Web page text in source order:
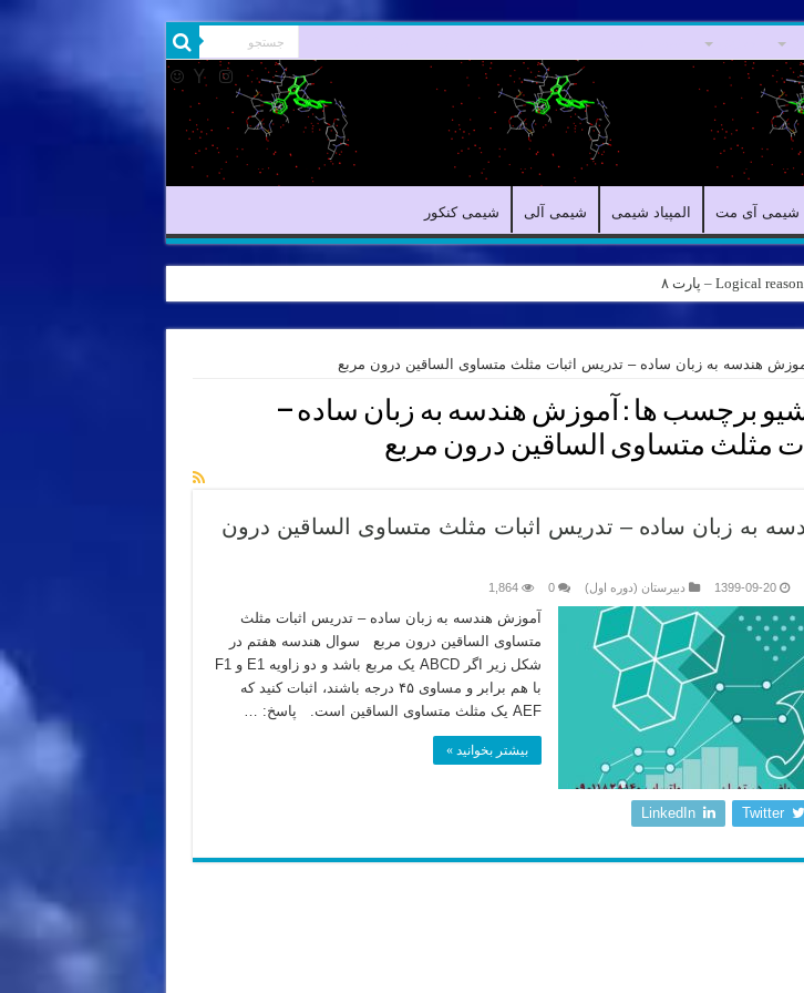
شیمی آی مت المپیاد شیمی شیمی آلی شیمی کنکور
هندسه به زبان ساده – تدریس اثبات مثلث متساوی الساقین درون مربع
برچسب ها : آموزش هندسه به زبان ساده –
مثلث متساوی الساقین درون مربع
به زبان ساده – تدریس اثبات مثلث متساوی الساقین درون
1399-09-20 دبیرستان (دوره اول) 0
1,864
آموزش هندسه به زبان ساده – تدریس اثبات مثلث
متساوی الساقین درون مربع سوال هندسه هفتم در
شکل زیر اگر ABCD یک مربع باشد و دو زاویه E1 و F1
با هم برابر و مساوی ۴۵ درجه باشند، اثبات کنید که
AEF یک مثلث متساوی الساقین است. پاسخ: …
بیشتر بخوانید »
Twitter
LinkedIn